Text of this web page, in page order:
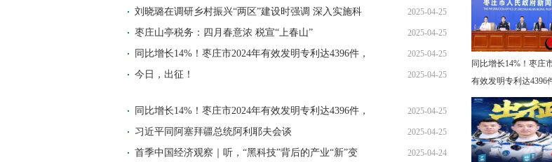
15:49:46
刘晓璐在调研乡村振兴“两区”建设时强调 深入实施科 2025-04-25
15:32:02
枣庄山亭税务：四月春意浓 税宣“上春山” 2025-04-25
15:26:05
同比增长14%！枣庄市2024年有效发明专利达4396件，
创
2025-04-25
15:03:38
今日，出征！ 2025-04-25
同比增长14%！枣庄市2024年有效发明专利达4396件，
创
2025-04-25
15:03:38
习近平同阿塞拜疆总统阿利耶夫会谈 2025-04-25
13:56:51
首季中国经济观察｜听，“黑科技”背后的产业“新”变 2025-04-24
同比增长14%！枣庄
有效发明专利达4396